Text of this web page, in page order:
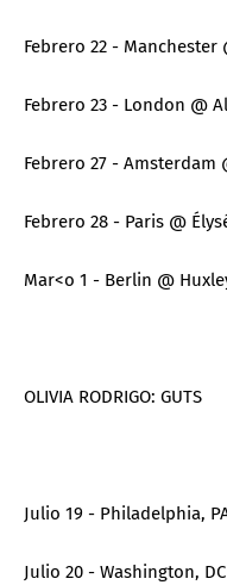
Febrero 22 - Manchester
Febrero 23 - London @
Febrero 27 - Amsterdam
Febrero 28 - Paris @
Mar<o 1 - Berlin @
OLIVIA RODRIGO: GUTS
Julio 19 - Philadelphia,
Julio 20 - Washington,